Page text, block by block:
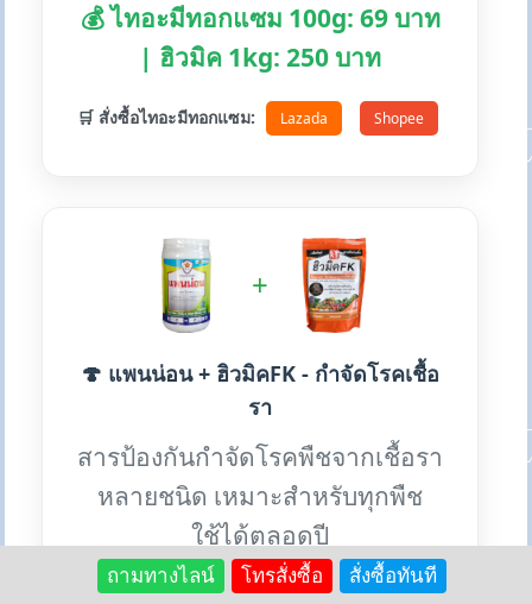
💰 ไทอะมีทอกแซม 100g: 69 บาท
| ฮิวมิค 1kg: 250 บาท
🛒 สั่งซื้อไทอะมีทอกแซม: Lazada Shopee
+
🍄 แพนน่อน + ฮิวมิคFK - กำจัดโรคเชื้อ
รา
สารป้องกันกำจัดโรคพืชจากเชื้อรา
หลายชนิด เหมาะสำหรับทุกพืช
ใช้ได้ตลอดปี
ถามทางไลน์ โทรสั่งซื้อ สั่งซื้อทันที